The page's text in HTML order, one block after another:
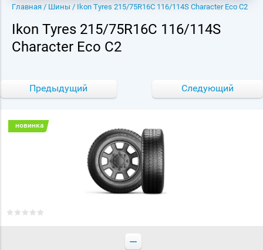
Главная / Шины / Ikon Tyres 215/75R16C 116/114S Character Eco C2
Ikon Tyres 215/75R16C 116/114S
Character Eco C2
Предыдущий Следующий
новинка
−